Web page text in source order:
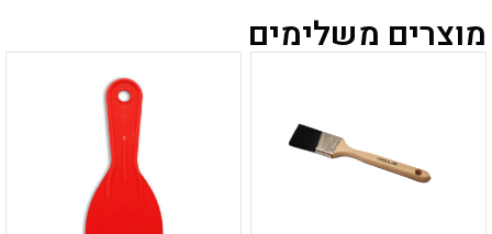
מוצרים משלימים
מספר
סוגים.
זה
יש
מספר
סוגים.
ניתן
לבחור